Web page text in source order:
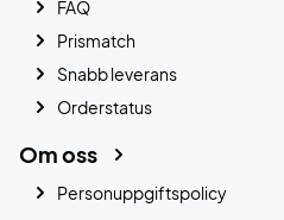
FAQ
Prismatch
Snabb leverans
Orderstatus
Om oss
Personuppgiftspolicy